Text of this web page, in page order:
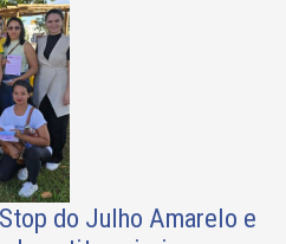
do Julho Amarelo e